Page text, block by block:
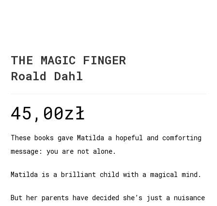
THE MAGIC FINGER
Roald Dahl
45,00zł
These books gave Matilda a hopeful and comforting
message: you are not alone.
Matilda is a brilliant child with a magical mind.
But her parents have decided she’s just a nuisance